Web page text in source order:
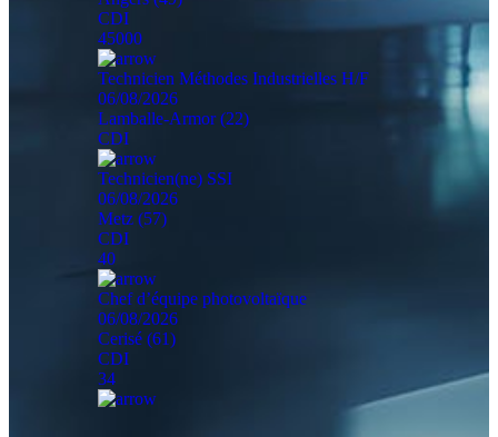
CDI
45000
Technicien Méthodes Industrielles H/F
06/08/2026
Lamballe-Armor (22)
CDI
Technicien(ne) SSI
06/08/2026
Metz (57)
CDI
40
Chef d’équipe photovoltaïque
06/08/2026
Cerisé (61)
CDI
34